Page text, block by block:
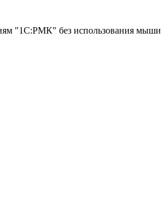
"1С:РМК" без использования